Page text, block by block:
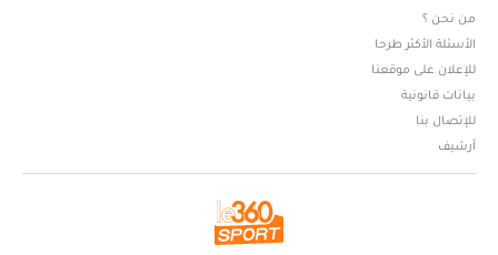
من نحن ؟
الأسئلة الأكثر طرحا
للإعلان على موقعنا
بيانات قانونية
للإتصال بنا
أرشيف